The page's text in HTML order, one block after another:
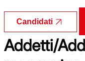
Candidati
Addetti/